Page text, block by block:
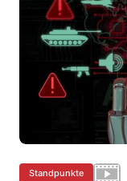
Standpunkte